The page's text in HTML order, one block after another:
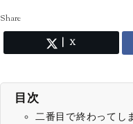
Share
X
目次
二番目で終わってし